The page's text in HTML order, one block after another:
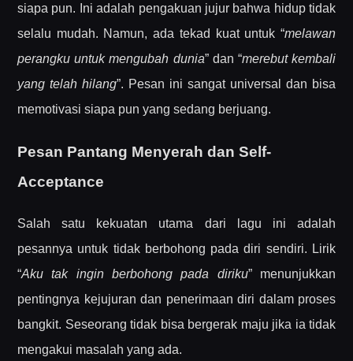
siapa pun. Ini adalah pengakuan jujur bahwa hidup tidak
selalu mudah. Namun, ada tekad kuat untuk “melawan
perangku untuk mengubah dunia” dan “merebut kembali
yang telah hilang”. Pesan ini sangat universal dan bisa
memotivasi siapa pun yang sedang berjuang.
Pesan Pantang Menyerah dan Self-
Acceptance
Salah satu kekuatan utama dari lagu ini adalah
pesannya untuk tidak berbohong pada diri sendiri. Lirik
“Aku tak ingin berbohong pada diriku” menunjukkan
pentingnya kejujuran dan penerimaan diri dalam proses
bangkit. Seseorang tidak bisa bergerak maju jika ia tidak
mengakui masalah yang ada.